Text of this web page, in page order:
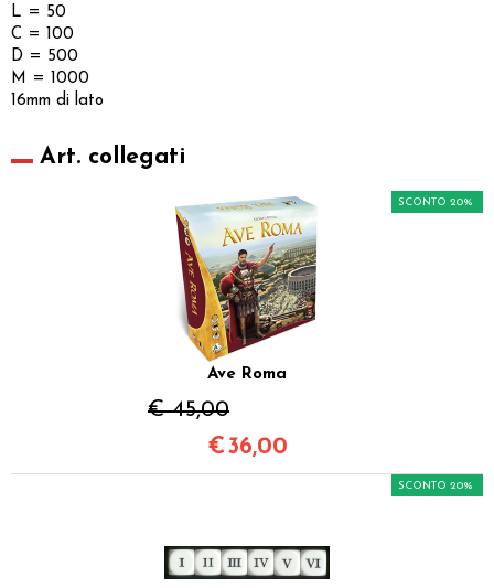
L = 50
C = 100
D = 500
M = 1000
16mm di lato
Art. collegati
Ave Roma
€ 45,00
SCONTO 20%
€36,00
SCONTO 20%